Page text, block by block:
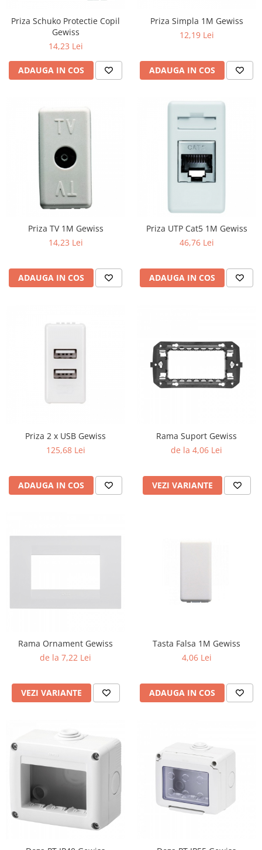
Aparataj Clasic
Gama Legrand Niloe
Panasonic Arkedia Slim
Aparataj Modular
Bticino AXOLUTE AIR
Gama Gewiss System
Gama Matix Bticino
Legrand Mosaic
Doze de Pardoseala
Doze de Pardoseala Universale
Incara Legrand
Aplice - Plafoniere
Panouri LED
Lampi de Birou
Iluminat baie
Becuri și surse LED
Sine magnetice
Iluminat Exterior
Proiectoare LED
Lampi de Gradina
Banda Led Decorativa
Surse de Alimentare si Accesorii
Iluminat Industrial
Corpuri Liniare LED Industriale
Iluminat Stradal
Kituri Legrand
Statii Incarcare Electrice
Stalpi Octogonali Galvanizati
Stalpi de Iluminat
Brate + accesorii
Stalpi Decorativi
Priza Schuko Protectie Copil
Gewiss
14,23 Lei
ADAUGA IN COS
Priza Simpla 1M Gewiss
12,19 Lei
ADAUGA IN COS
Priza TV 1M Gewiss
14,23 Lei
ADAUGA IN COS
Priza UTP Cat5 1M Gewiss
46,76 Lei
ADAUGA IN COS
Priza 2 x USB Gewiss
125,68 Lei
ADAUGA IN COS
Rama Suport Gewiss
de la 4,06 Lei
VEZI VARIANTE
Rama Ornament Gewiss
de la 7,22 Lei
VEZI VARIANTE
Tasta Falsa 1M Gewiss
4,06 Lei
ADAUGA IN COS